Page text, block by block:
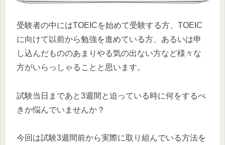
受験者の中にはTOEICを始めて受験する方、TOEIC
に向けて以前から勉強を進めている方、あるいは申
し込んだもののあまりやる気の出ない方など様々な
方がいらっしゃることと思います。
試験当日まであと3週間と迫っている時に何をするべ
きか悩んでいませんか？
今回は試験3週間前から実際に取り組んでいる方法を